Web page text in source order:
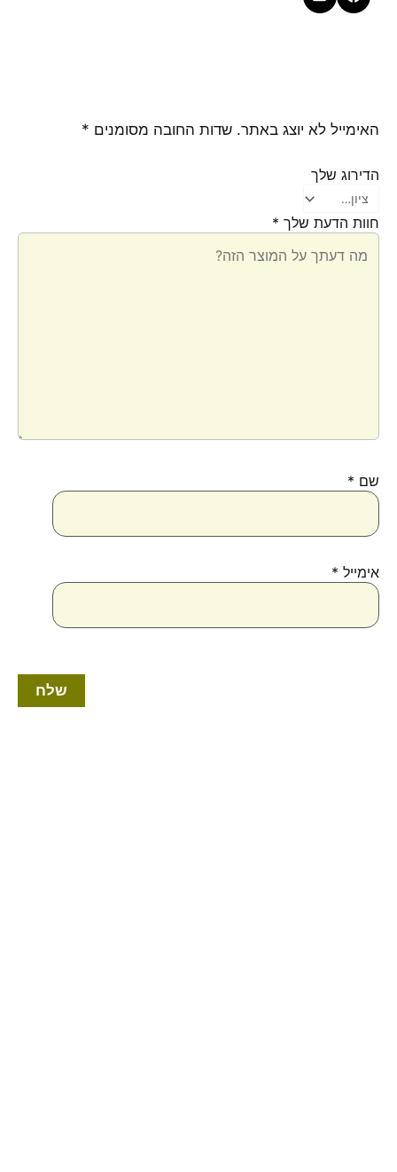
האימייל לא יוצג באתר. שדות החובה מסומנים *
הדירוג שלך
חוות הדעת שלך *
שם *
אימייל *